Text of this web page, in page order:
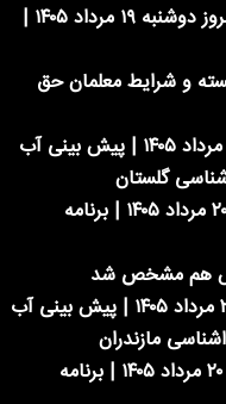
خبر فوری از قیمت ارز دلار، طلا و یورو امروز دوشنبه ۱۹ مرداد ۱۴۰۵ |
و شرایط معلمان حق
وضعیت هوای فردا گلستان سه شنبه ۲۰ مرداد ۱۴۰۵ | پیش بینی آب
جدول قطعی برق اصفهان روز سه شنبه ۲۰ مرداد ۱۴۰۵ | برنامه
هم مشخص شد
وضعیت هوای فردا مازندران سه شنبه ۲۰ مرداد ۱۴۰۵ | پیش بینی آب
جدول قطعی برق مازندران روز سه شنبه ۲۰ مرداد ۱۴۰۵ | برنامه